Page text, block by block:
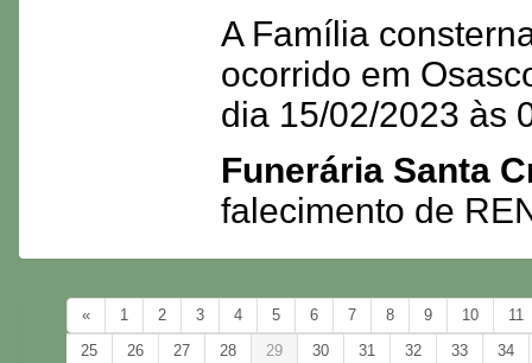
A Família
ocorrido em
dia 15/02/2023 às
Funerária Santa
falecimento de
« 1 2 3 4 5 6 7 8 9 10
11
25
26 27 28 29 30 31 32 33
34